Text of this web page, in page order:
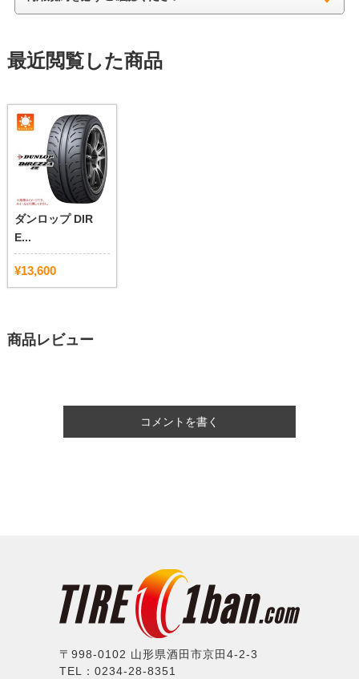
最近閲覧した商品
ダンロップ DIR
E...
¥13,600
商品レビュー
コメントを書く
〒998-0102 山形県酒田市京田4-2-3
TEL：0234-28-8351